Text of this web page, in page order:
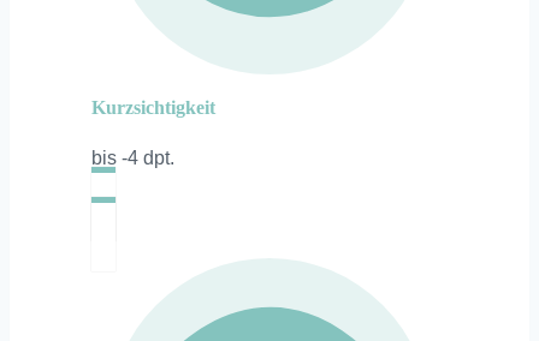
Kurzsichtigkeit
bis -4 dpt.